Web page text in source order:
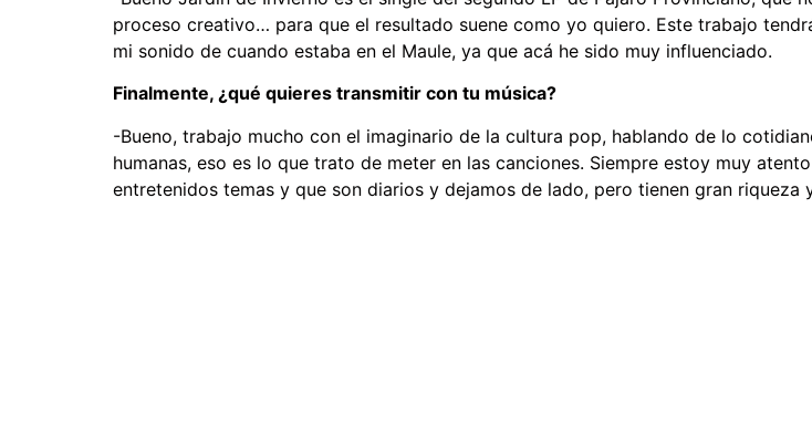
proceso creativo… para que el resultado suene como yo quiero. Este trabajo
mi sonido de cuando estaba en el Maule, ya que acá he sido muy influenciado.
Finalmente, ¿qué quieres transmitir con tu música?
-Bueno, trabajo mucho con el imaginario de la cultura pop, hablando de lo
humanas, eso es lo que trato de meter en las canciones. Siempre estoy muy
entretenidos temas y que son diarios y dejamos de lado, pero tienen gran